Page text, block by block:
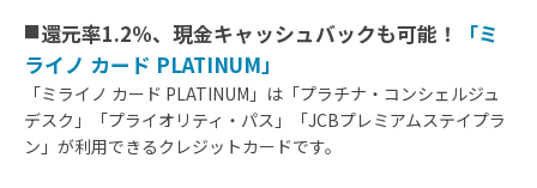
■還元率1.2％、現金キャッシュバックも可能！
「ミ
ライノ カード PLATINUM」
「ミライノ カード PLATINUM」は「プラチナ・コンシェルジュ
デスク」「プライオリティ・パス」「JCBプレミアムステイプラ
ン」が利用できるクレジットカードです。